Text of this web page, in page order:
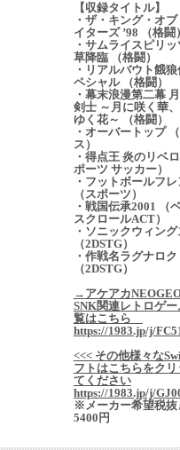
【収録タイトル】
・ザ・キング・オ
イターズ ’98 （格闘
・サムライスピリ
草降臨 （格闘）
・リアルバウト餓
ペシャル （格闘）
・幕末浪漫第二幕
剣士 ～月に咲く華
ゆく花～ （格闘）
・オーバートップ
ス）
・得点王 炎のリベ
ポーツ サッカー）
・フットボールフ
（スポーツ）
・戦国伝承2001 （
スクロールACT）
・ソニックウィング
（2DSTG）
・作戦名ラグナロク
（2DSTG）
→アケアカ
SNK関連レトロゲ
覧はこちら
https://1983.jp/j/
<<< その他様々な
フトはこちらをク
てください
https://1983.jp/j/
※メーカー希望税抜
5400円